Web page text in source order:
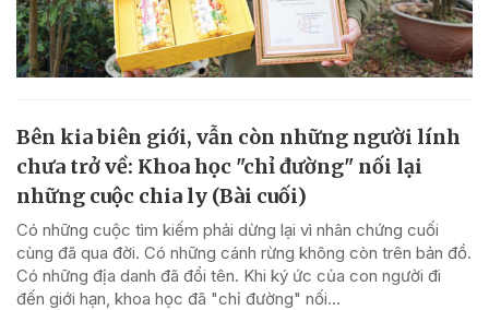
Bên kia biên giới, vẫn còn những người lính
chưa trở về: Khoa học "chỉ đường" nối lại
những cuộc chia ly (Bài cuối)
Có những cuộc tìm kiếm phải dừng lại vì nhân chứng cuối
cùng đã qua đời. Có những cánh rừng không còn trên bản đồ.
Có những địa danh đã đổi tên. Khi ký ức của con người đi
đến giới hạn, khoa học đã "chỉ đường" nối...